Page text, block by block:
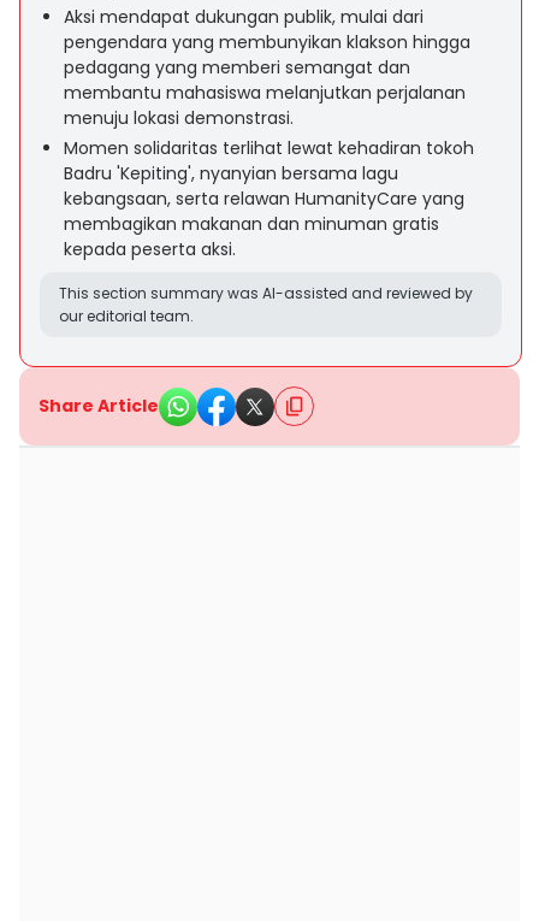
Aksi mendapat dukungan publik, mulai dari
pengendara yang membunyikan klakson hingga
pedagang yang memberi semangat dan
membantu mahasiswa melanjutkan perjalanan
menuju lokasi demonstrasi.
Momen solidaritas terlihat lewat kehadiran tokoh
Badru 'Kepiting', nyanyian bersama lagu
kebangsaan, serta relawan HumanityCare yang
membagikan makanan dan minuman gratis
kepada peserta aksi.
This section summary was AI-assisted and reviewed by
our editorial team.
Share Article